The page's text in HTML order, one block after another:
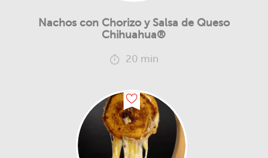
Nachos con Chorizo y Salsa de Queso
Chihuahua®
20 min